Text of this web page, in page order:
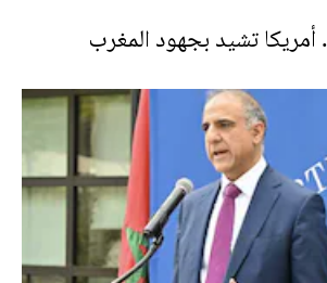
أمريكا تشيد بجهود المغرب